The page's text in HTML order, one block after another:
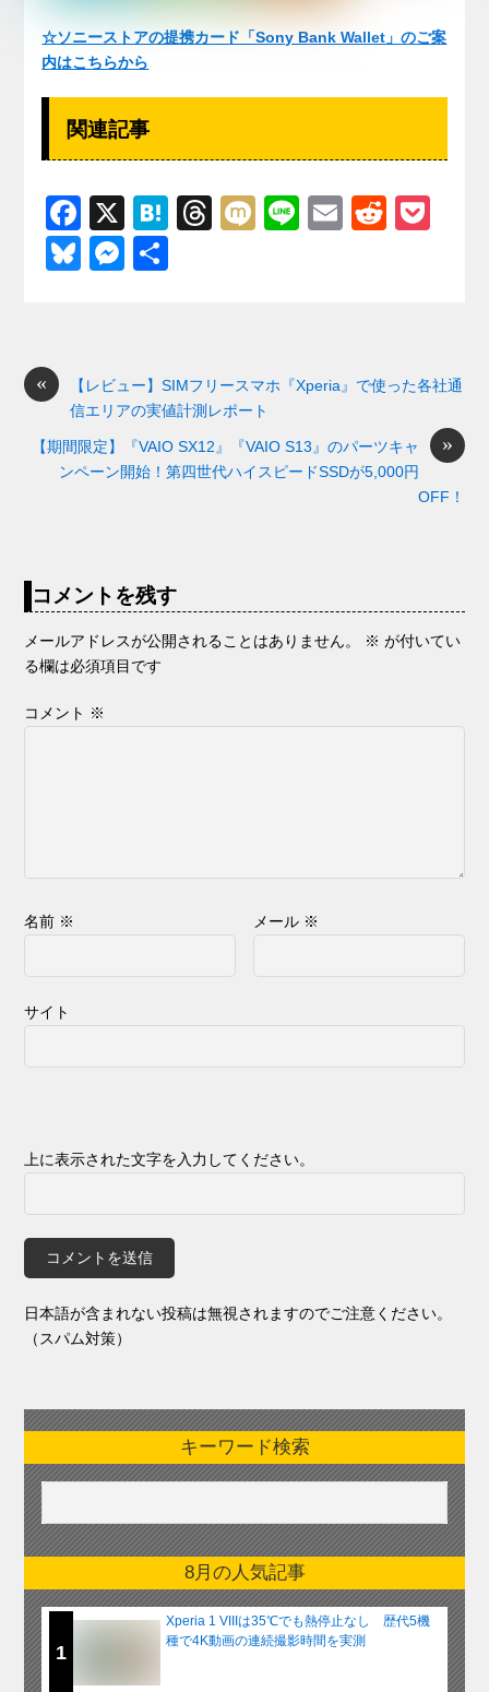
☆ソニーストアの提携カード「Sony Bank Wallet」のご案
内はこちらから
関連記事
F
a
c
o
o
k
X
H
T
s
M Li
E
R
Bl
y
M
n
g
er
«
【レビュー】SIMフリースマホ『Xperia』で使った各社通
信エリアの実値計測レポート
»
【期間限定】『VAIO SX12』『VAIO S13』のパーツキャ
ンペーン開始！第四世代ハイスピードSSDが5,000円
OFF！
コメントを残す
メールアドレスが公開されることはありません。 ※ が付いてい
る欄は必須項目です
コメント ※
名前 ※ メール ※
サイト
上に表示された文字を入力してください。
日本語が含まれない投稿は無視されますのでご注意ください。
（スパム対策）
キーワード検索
8月の人気記事
1
Xperia 1 VIIIは35℃でも熱停止なし 歴代5機
種で4K動画の連続撮影時間を実測